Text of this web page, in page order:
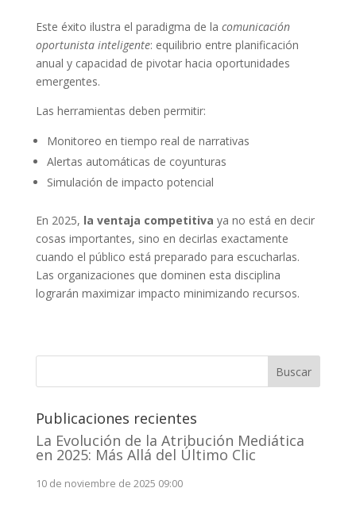
Este éxito ilustra el paradigma de la comunicación
oportunista inteligente: equilibrio entre planificación
anual y capacidad de pivotar hacia oportunidades
emergentes.
Las herramientas deben permitir:
Monitoreo en tiempo real de narrativas
Alertas automáticas de coyunturas
Simulación de impacto potencial
En 2025, la ventaja competitiva ya no está en decir
cosas importantes, sino en decirlas exactamente
cuando el público está preparado para escucharlas.
Las organizaciones que dominen esta disciplina
lograrán maximizar impacto minimizando recursos.
Buscar
Publicaciones recientes
La Evolución de la Atribución Mediática
en 2025: Más Allá del Último Clic
10 de noviembre de 2025 09:00